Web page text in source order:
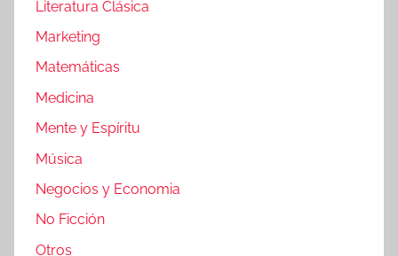
Literatura Clásica
Marketing
Matemáticas
Medicina
Mente y Espíritu
Música
Negocios y Economia
No Ficción
Otros